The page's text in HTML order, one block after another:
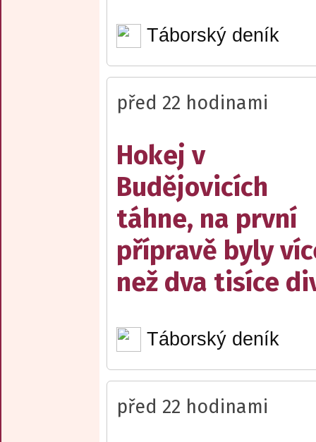
Táborský deník
před 22 hodinami
Hokej v
Budějovicích
táhne, na první
přípravě byly
než dva tisíce
Táborský deník
před 22 hodinami